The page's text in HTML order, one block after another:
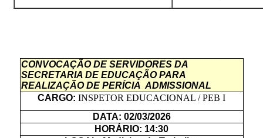
CONVOCAÇÃO DE SERVIDORES DA
SECRETARIA DE EDUCAÇÃO PARA
REALIZAÇÃO DE PERÍCIA ADMISSIONAL
CARGO: INSPETOR EDUCACIONAL / PEB I
DATA: 02/03/2026
HORÁRIO: 14:30